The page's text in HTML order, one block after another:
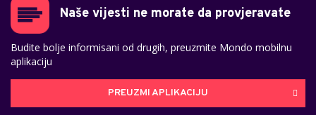
Naše vijesti ne morate da provjeravate
Budite bolje informisani od drugih, preuzmite Mondo mobilnu
aplikaciju
PREUZMI APLIKACIJU